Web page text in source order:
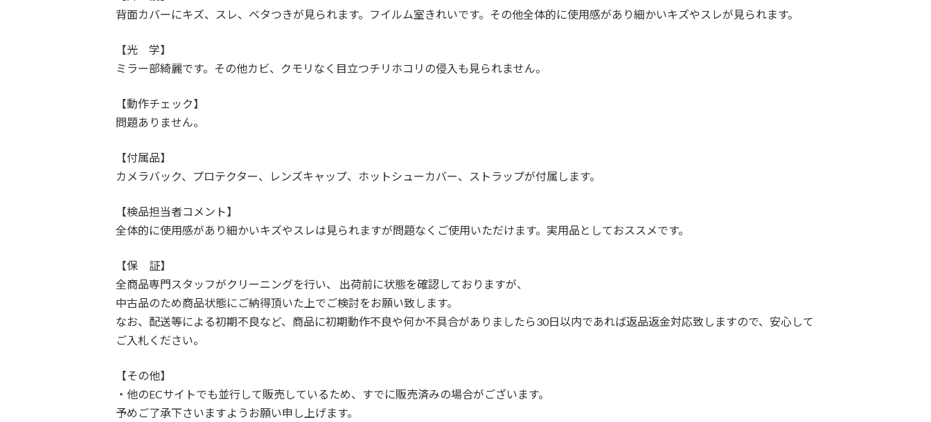
背面カバーにキズ、スレ、ベタつきが見られます。フイルム室きれいです。その他全体的に使用感があり細かいキズやスレが見られます。
【光 学】
ミラー部綺麗です。その他カビ、クモリなく目立つチリホコリの侵入も見られません。
【動作チェック】
問題ありません。
【付属品】
カメラバック、プロテクター、レンズキャップ、ホットシューカバー、ストラップが付属します。
【検品担当者コメント】
全体的に使用感があり細かいキズやスレは見られますが問題なくご使用いただけます。実用品としておススメです。
【保 証】
全商品専門スタッフがクリーニングを行い、 出荷前に状態を確認しておりますが、
中古品のため商品状態にご納得頂いた上でご検討をお願い致します。
なお、配送等による初期不良など、商品に初期動作不良や何か不具合がありましたら30日以内であれば返品返金対応致しますので、安心して
ご入札ください。
【その他】
・他のECサイトでも並行して販売しているため、すでに販売済みの場合がございます。
予めご了承下さいますようお願い申し上げます。